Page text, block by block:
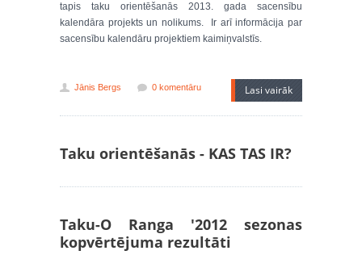
tapis taku orientēšanās 2013. gada sacensību
kalendāra projekts un nolikums. Ir arī informācija par
sacensību kalendāru projektiem kaimiņvalstīs.
Jānis Bergs 0 komentāru Lasi vairāk
Taku orientēšanās - KAS TAS IR?
Taku-O Ranga '2012 sezonas
kopvērtējuma rezultāti